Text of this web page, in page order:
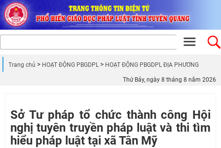
Trang chủ HOẠT ĐỘNG PBGDPL HOẠT ĐỘNG PBGDPL ĐỊA PHƯƠNG
Thứ Bảy, ngày 8 tháng 8 năm 2026
Sở Tư pháp tổ chức thành công Hội
nghị tuyên truyền pháp luật và thi tìm
hiểu pháp luật tại xã Tân Mỹ